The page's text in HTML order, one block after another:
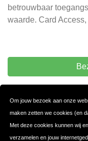
Om jouw bezoek aan onze
maken zetten we cookies (en
Met deze cookies kunnen wij
verzamelen en jouw
betrouwbaar
waarde. Card